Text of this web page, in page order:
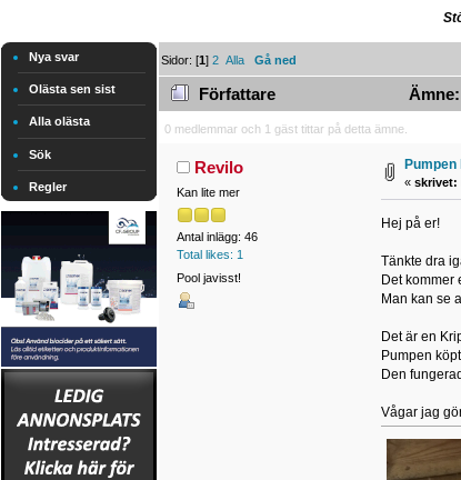
Nya svar
Olästa sen sist
Alla olästa
Sök
Regler
Sidor: [1]2 Alla Gå ned
Författare
0 medlemmar och 1 gäst tittar på detta ämne.
Revilo
Kan lite mer
Antal inlägg: 46
Total likes: 1
Pool javisst!
Pumpen
« skrivet:
Hej på er!
Tänkte dra
Det kommer
Man kan se
Det är en
Pumpen
Den
Vågar jag